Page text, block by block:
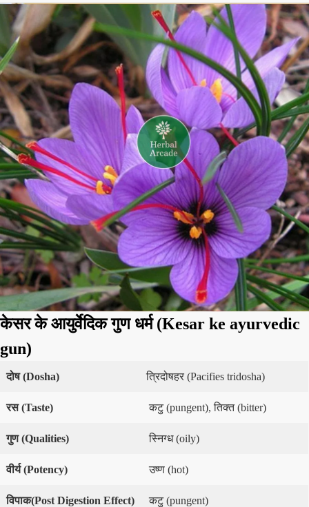
केसरके आयुर्वेदिक गुण धर्म (Kesar ke ayurvedic
gun)
दोष (Dosha) त्रिदोषहर (Pacifies tridosha)
रस(Taste) कटु (pungent), तिक्त (bitter)
गुण(Qualities) स्निग्ध (oily)
वीर्य(Potency) उष्ण (hot)
विपाक(Post Digestion Effect) कटु (pungent)